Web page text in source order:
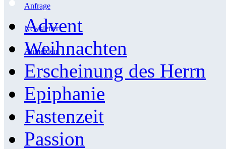
Anfrage
Newsletter
Anmelden
Advent
Weihnachten
Erscheinung des Herrn
Epiphanie
Fastenzeit
Passion